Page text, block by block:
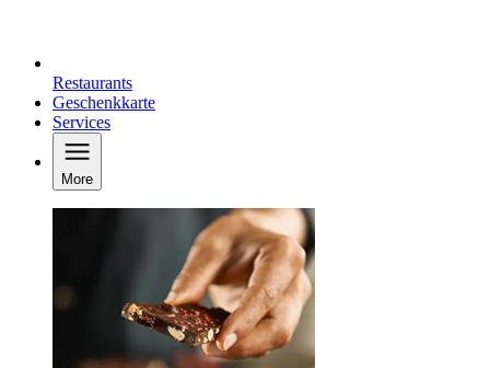
Restaurants
Geschenkkarte
Services
More